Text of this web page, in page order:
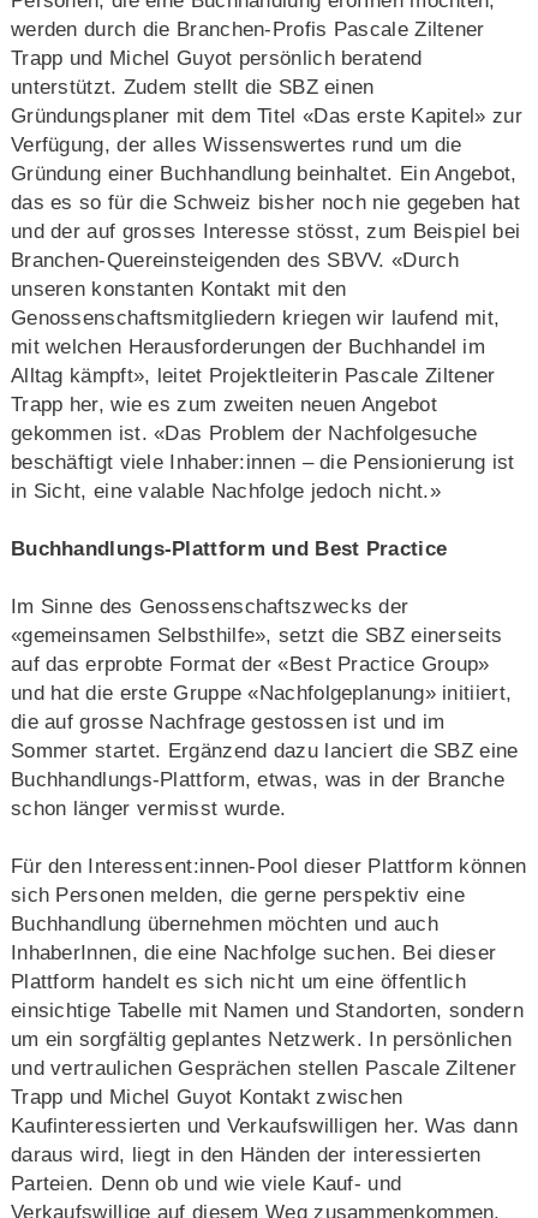
werden durch die Branchen-Profis Pascale Ziltener
Trapp und Michel Guyot persönlich beratend
unterstützt. Zudem stellt die SBZ einen
Gründungsplaner mit dem Titel «Das erste Kapitel» zur
Verfügung, der alles Wissenswertes rund um die
Gründung einer Buchhandlung beinhaltet. Ein Angebot,
das es so für die Schweiz bisher noch nie gegeben hat
und der auf grosses Interesse stösst, zum Beispiel bei
Branchen-Quereinsteigenden des SBVV. «Durch
unseren konstanten Kontakt mit den
Genossenschaftsmitgliedern kriegen wir laufend mit,
mit welchen Herausforderungen der Buchhandel im
Alltag kämpft», leitet Projektleiterin Pascale Ziltener
Trapp her, wie es zum zweiten neuen Angebot
gekommen ist. «Das Problem der Nachfolgesuche
beschäftigt viele Inhaber:innen – die Pensionierung ist
in Sicht, eine valable Nachfolge jedoch nicht.»
Buchhandlungs-Plattform und Best Practice
Im Sinne des Genossenschaftszwecks der
«gemeinsamen Selbsthilfe», setzt die SBZ einerseits
auf das erprobte Format der «Best Practice Group»
und hat die erste Gruppe «Nachfolgeplanung» initiiert,
die auf grosse Nachfrage gestossen ist und im
Sommer startet. Ergänzend dazu lanciert die SBZ eine
Buchhandlungs-Plattform, etwas, was in der Branche
schon länger vermisst wurde.
Für den Interessent:innen-Pool dieser Plattform können
sich Personen melden, die gerne perspektiv eine
Buchhandlung übernehmen möchten und auch
InhaberInnen, die eine Nachfolge suchen. Bei dieser
Plattform handelt es sich nicht um eine öffentlich
einsichtige Tabelle mit Namen und Standorten, sondern
um ein sorgfältig geplantes Netzwerk. In persönlichen
und vertraulichen Gesprächen stellen Pascale Ziltener
Trapp und Michel Guyot Kontakt zwischen
Kaufinteressierten und Verkaufswilligen her. Was dann
daraus wird, liegt in den Händen der interessierten
Parteien. Denn ob und wie viele Kauf- und
Verkaufswillige auf diesem Weg zusammenkommen,